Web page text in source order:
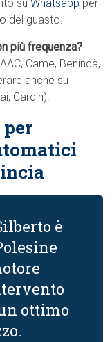
su Whatsapp per
del guasto.
più frequenza?
Came, Benincà,
anche su
Cardin).
è
ottimo